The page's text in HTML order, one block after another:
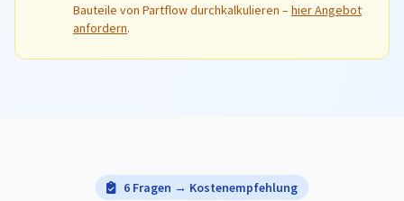
Bauteile von Partflow durchkalkulieren –hier Angebot
anfordern.
6 Fragen → Kostenempfehlung